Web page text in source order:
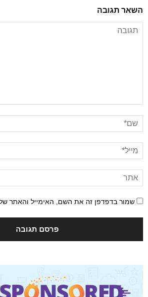
השאר תגובה
שמור בדפדפן זה את השם, האימייל והאתר